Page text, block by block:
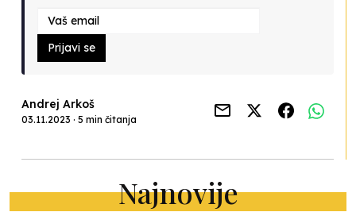
Prijavi se
Andrej Arkoš
03.11.2023 · 5 min čitanja
Najnovije